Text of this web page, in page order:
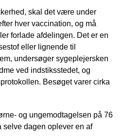
skal det være under
hver vaccination, og må
forlade afdelingen. Det er en
eller lignende til
undersøger sygeplejersken
ved indstiksstedet, og
Besøget varer cirka
og ungemodtagelsen på 76
selve dagen oplever en af